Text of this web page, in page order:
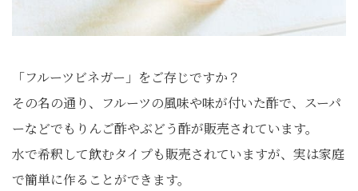
「フルーツビネガー」をご存じですか？
その名の通り、フルーツの風味や味が付いた酢で、スーパ
ーなどでもりんご酢やぶどう酢が販売されています。
水で希釈して飲むタイプも販売されていますが、実は家庭
で簡単に作ることができます。